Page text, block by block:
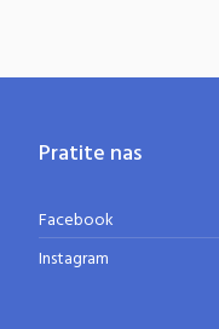
Pratite nas
Facebook
Instagram